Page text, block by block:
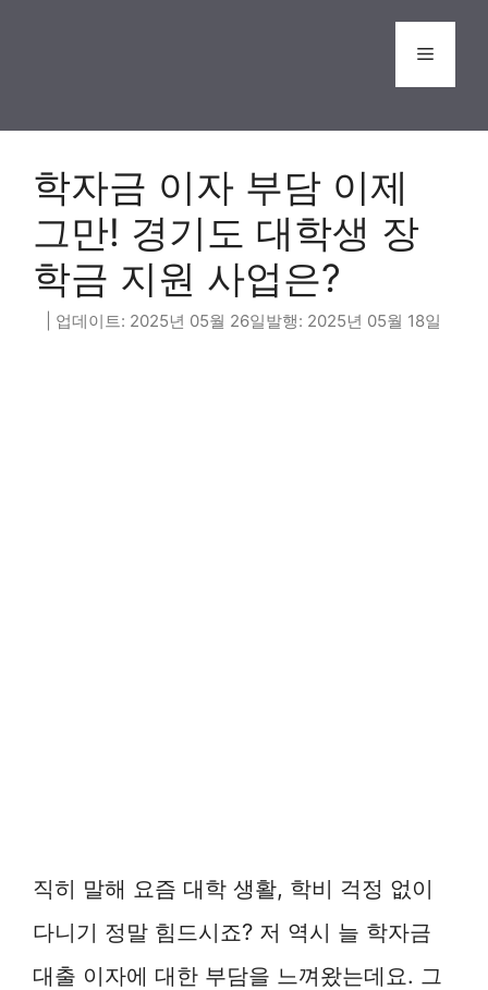
Menu
학자금 이자 부담 이제
그만! 경기도 대학생 장
학금 지원 사업은?
2025년 05월 26일 2025년 05월 18일
직히 말해 요즘 대학 생활, 학비 걱정 없이
다니기 정말 힘드시죠? 저 역시 늘 학자금
대출 이자에 대한 부담을 느껴왔는데요. 그